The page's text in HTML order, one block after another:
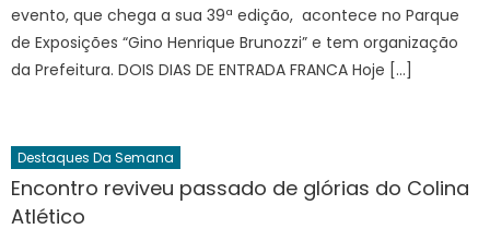
evento, que chega a sua 39ª edição, acontece no Parque
de Exposições “Gino Henrique Brunozzi” e tem organização
da Prefeitura. DOIS DIAS DE ENTRADA FRANCA Hoje […]
Destaques Da Semana
Encontro reviveu passado de glórias do Colina
Atlético